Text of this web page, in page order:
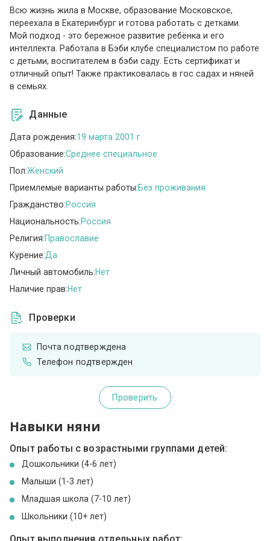
Всю жизнь жила в Москве, образование Московское,
переехала в Екатеринбург и готова работать с детками.
Мой подход - это бережное развитие ребёнка и его
интеллекта. Работала в Бэби клубе специалистом по работе
с детьми, воспитателем в бэби саду. Есть сертификат и
отличный опыт! Также практиковалась в гос садах и няней
в семьях.
Данные
Дата рождения:19 марта 2001 г.
Образование:Среднее специальное
Пол:Женский
Приемлемые варианты работы:Без проживания
Гражданство:Россия
Национальность:Россия
Религия:Православие
Курение:Да
Личный автомобиль:Нет
Наличие прав:Нет
Проверки
Почта подтверждена
Телефон подтвержден
Проверить
Навыки няни
Опыт работы с возрастными группами детей:
Дошкольники (4-6 лет)
Малыши (1-3 лет)
Младшая школа (7-10 лет)
Школьники (10+ лет)